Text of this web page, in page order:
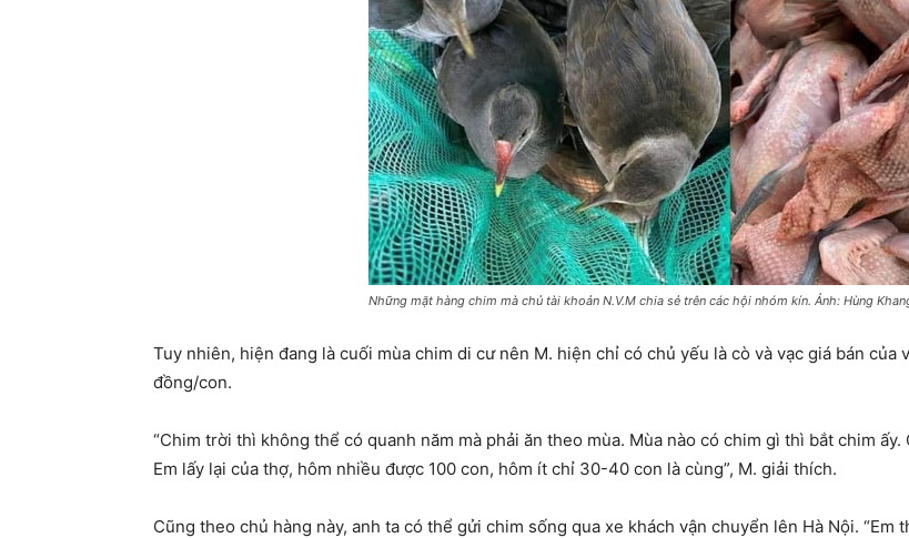
Những mặt hàng chim mà chủ tài khoản N.V.M chia sẻ trên các hội nhóm kín. Ảnh: Hùng
Tuy nhiên, hiện đang là cuối mùa chim di cư nên M. hiện chỉ có chủ yếu là cò và vạc giá bán
đồng/con.
“Chim trời thì không thể có quanh năm mà phải ăn theo mùa. Mùa nào có chim gì thì bắt chim
Em lấy lại của thợ, hôm nhiều được 100 con, hôm ít chỉ 30-40 con là cùng”, M. giải thích.
Cũng theo chủ hàng này, anh ta có thể gửi chim sống qua xe khách vận chuyển lên Hà Nội.